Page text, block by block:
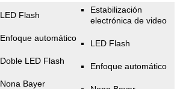
LED Flash
Enfoque automático
Doble LED Flash
Nona Bayer
Estabilización
electrónica de video
LED Flash
Enfoque automático